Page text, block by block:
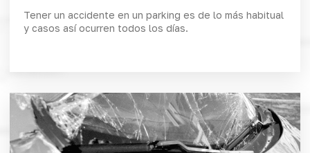
Tener un accidente en un parking es de lo más habitual
y casos así ocurren todos los días.